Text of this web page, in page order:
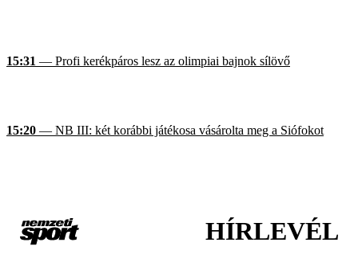
15:31 — Profi kerékpáros lesz az olimpiai bajnok sílövő
15:20 — NB III: két korábbi játékosa vásárolta meg a Siófokot
HÍRLEVÉL